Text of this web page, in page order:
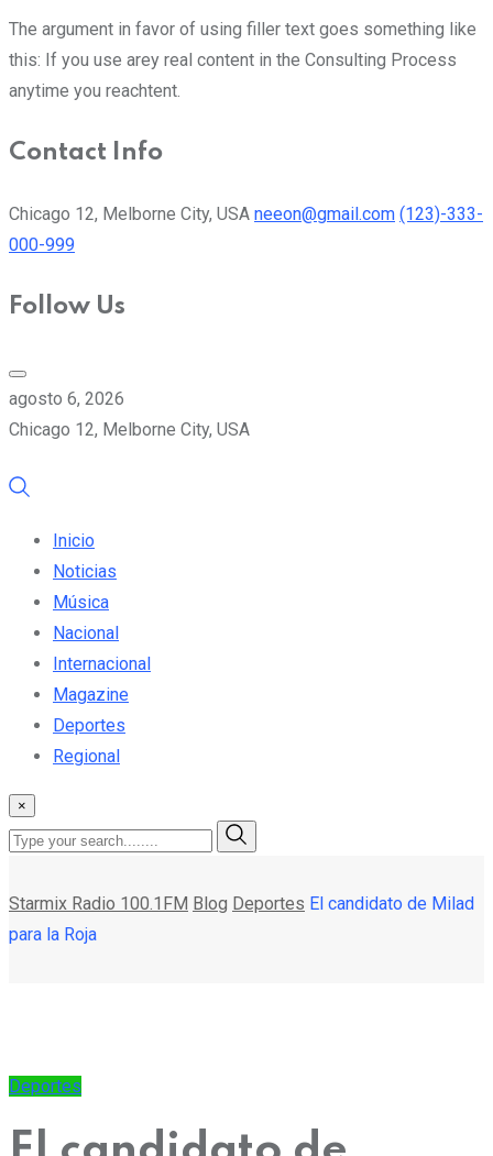
The argument in favor of using filler text goes something like
this: If you use arey real content in the Consulting Process
anytime you reachtent.
Contact Info
Chicago 12, Melborne City, USA neeon@gmail.com (123)-333-
000-999
Follow Us
agosto 6, 2026
Chicago 12, Melborne City, USA
Inicio
Noticias
Música
Nacional
Internacional
Magazine
Deportes
Regional
×
Starmix Radio 100.1FM Blog Deportes El candidato de Milad
para la Roja
Deportes